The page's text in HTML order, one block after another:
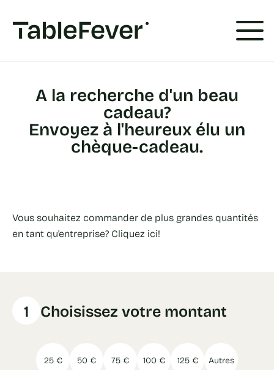
A la recherche d'un beau
cadeau?
Envoyez à l'heureux élu un
chèque-cadeau.
Vous souhaitez commander de plus grandes quantités
en tant qu'entreprise? Cliquez ici!
1 Choisissez votre montant
25 € 50 € 75 € 100 € 125 € Autres